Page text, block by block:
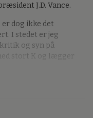
J.D. Vance.
dog ikke det
I stedet er jeg
og syn på
stort K og lægger